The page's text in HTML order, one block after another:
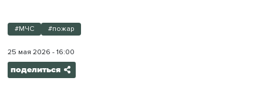
#МЧС #пожар
25 мая 2026 - 16:00
поделиться